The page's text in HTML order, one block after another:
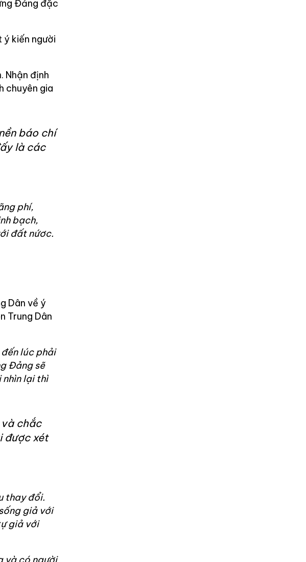
Đảng đặc
ý kiến người
Nhận định
chuyên gia
báo chí
là các
phí,
bạch,
đất nứơc.
Dân về ý
Trung Dân
lúc phải
Đảng sẽ
nhìn lại thì
chắc
được xét
thay đổi.
giả với
giả với
và có người